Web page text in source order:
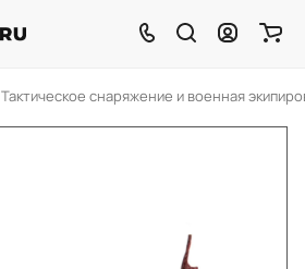
Тактическое снаряжение и военная